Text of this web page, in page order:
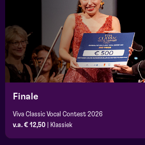
Finale
Viva Classic Vocal Contest 2026
v.a. € 12,50
Klassiek